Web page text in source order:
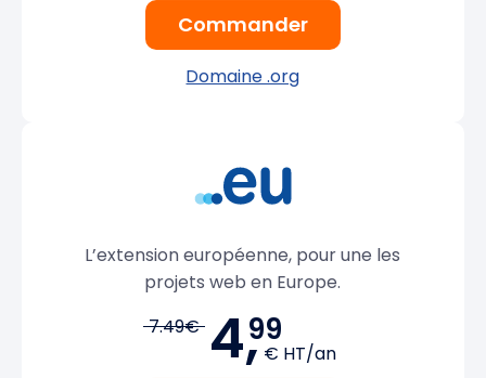
Commander
Domaine .org
L’extension européenne, pour une les
projets web en Europe.
7.49€ 4,99
€ HT/an